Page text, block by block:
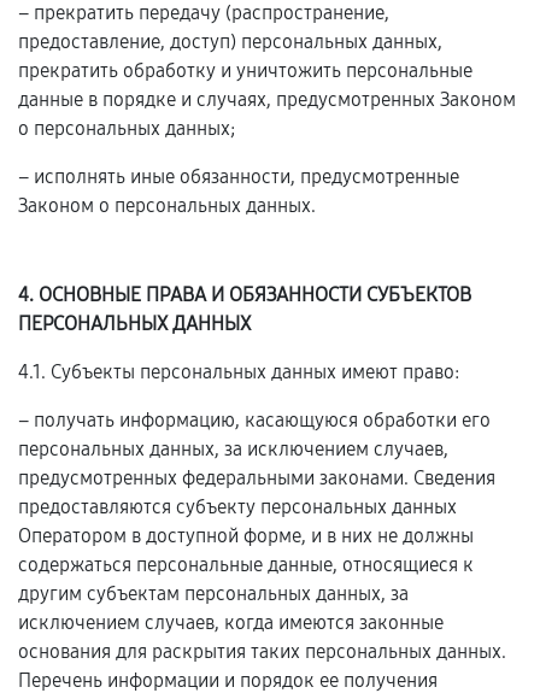
– прекратить передачу (распространение,
предоставление, доступ) персональных данных,
прекратить обработку и уничтожить персональные
данные в порядке и случаях, предусмотренных Законом
о персональных данных;
– исполнять иные обязанности, предусмотренные
Законом о персональных данных.
4. ОСНОВНЫЕ ПРАВА И ОБЯЗАННОСТИ СУБЪЕКТОВ
ПЕРСОНАЛЬНЫХ ДАННЫХ
4.1. Субъекты персональных данных имеют право:
– получать информацию, касающуюся обработки его
персональных данных, за исключением случаев,
предусмотренных федеральными законами. Сведения
предоставляются субъекту персональных данных
Оператором в доступной форме, и в них не должны
содержаться персональные данные, относящиеся к
другим субъектам персональных данных, за
исключением случаев, когда имеются законные
основания для раскрытия таких персональных данных.
Перечень информации и порядок ее получения